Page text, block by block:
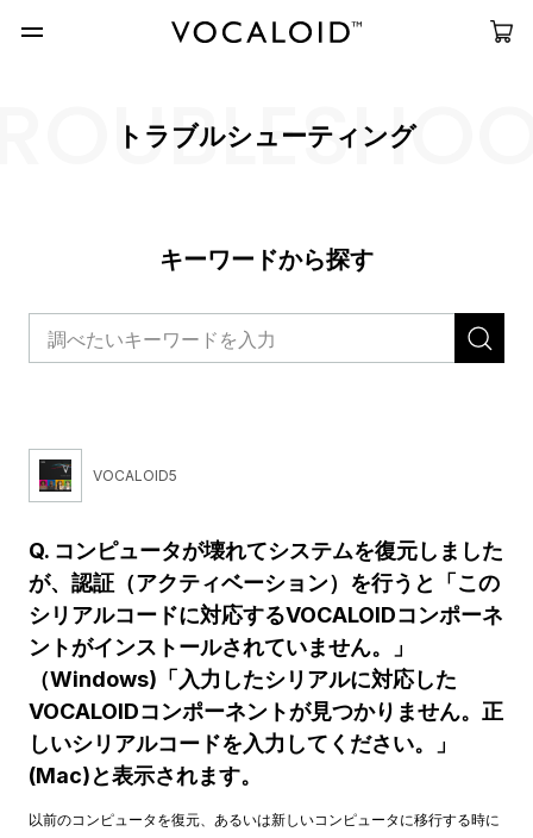
トラブルシューティング
キーワードから探す
VOCALOID5
Q. コンピュータが壊れてシステムを復元しました
が、認証（アクティベーション）を行うと「この
シリアルコードに対応するVOCALOIDコンポーネ
ントがインストールされていません。」
（Windows)「入力したシリアルに対応した
VOCALOIDコンポーネントが見つかりません。正
しいシリアルコードを入力してください。」
(Mac)と表示されます。
以前のコンピュータを復元、あるいは新しいコンピュータに移行する時に